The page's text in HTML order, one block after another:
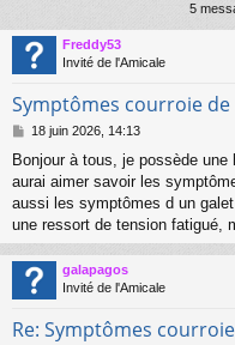
5
Freddy53
Invité de l'Amicale
Symptômes courroie
M
s
s
a
g
18 juin 2026, 14:13
Bonjour à tous, je possède une
aurai aimer savoir les
aussi les symptômes d un
une ressort de tension fatigué,
galapagos
Invité de l'Amicale
Re: Symptômes